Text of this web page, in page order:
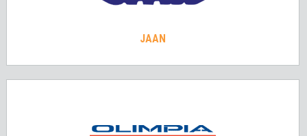
JAAN